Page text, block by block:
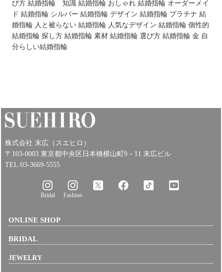
び方 結婚指輪 知識 結婚指輪 おしゃれ 結婚指輪 オーダーメイ
ド 結婚指輪 シルバー 結婚指輪 デザイン 結婚指輪 プラチナ 結
婚指輪 人と被らない 結婚指輪 人気なデザイン 結婚指輪 個性的
結婚指輪 探し方 結婚指輪 素材 結婚指輪 選び方 結婚指輪 金 自
分らしい結婚指輪
株式会社 末広（スエヒロ）
〒103-0003 東京都中央区日本橋横山町9－11 末広ビル
TEL:03-3669-5555
Bridal Fashion
ONLINE SHOP
BRIDAL
JEWELRY